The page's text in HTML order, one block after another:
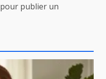
pour publier un